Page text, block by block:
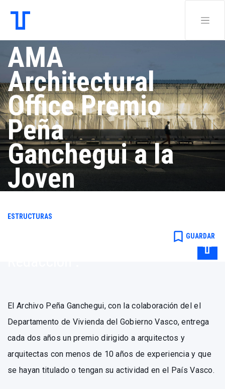
AMA
Architectural
Office Premio
Peña
Ganchegui a la
Joven
Arquitectura
Vasca 2025
ESTRUCTURAS
bookmark_border GUARDAR
El Archivo Peña Ganchegui, con la colaboración del el
Departamento de Vivienda del Gobierno Vasco, entrega
cada dos años un premio dirigido a arquitectos y
arquitectas con menos de 10 años de experiencia y que
se hayan titulado o tengan su actividad en el País Vasco.